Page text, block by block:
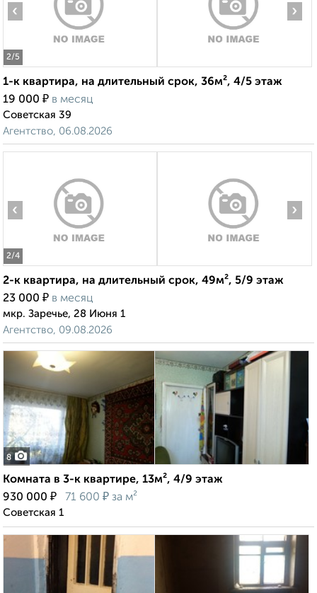
2/5
‹ ›
1-к квартира, на длительный срок, 36м², 4/5 этаж
19 000 ₽ в месяц
Советская 39
Агентство, 06.08.2026
2/4
‹ ›
2-к квартира, на длительный срок, 49м², 5/9 этаж
23 000 ₽ в месяц
мкр. Заречье, 28 Июня 1
Агентство, 09.08.2026
8
Комната в 3-к квартире, 13м², 4/9 этаж
930 000 ₽ 71 600 ₽ за м²
Советская 1